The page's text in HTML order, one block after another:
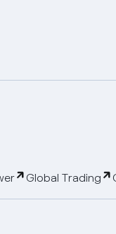
Global Trading